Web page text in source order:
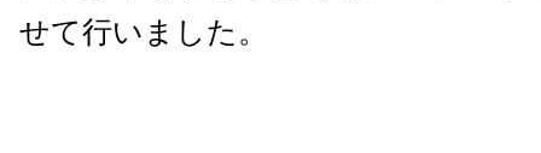
せて行いました。